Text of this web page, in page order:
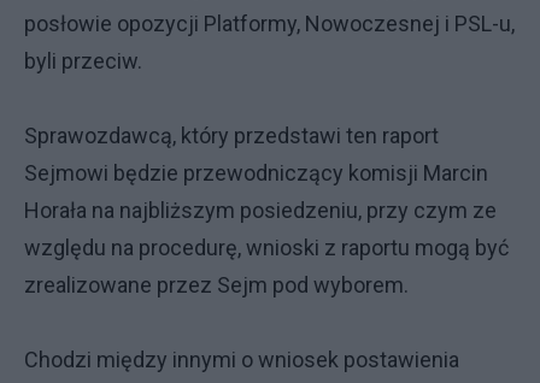
posłowie opozycji Platformy, Nowoczesnej i PSL-u,
byli przeciw.
Sprawozdawcą, który przedstawi ten raport
Sejmowi będzie przewodniczący komisji Marcin
Horała na najbliższym posiedzeniu, przy czym ze
względu na procedurę, wnioski z raportu mogą być
zrealizowane przez Sejm pod wyborem.
Chodzi między innymi o wniosek postawienia